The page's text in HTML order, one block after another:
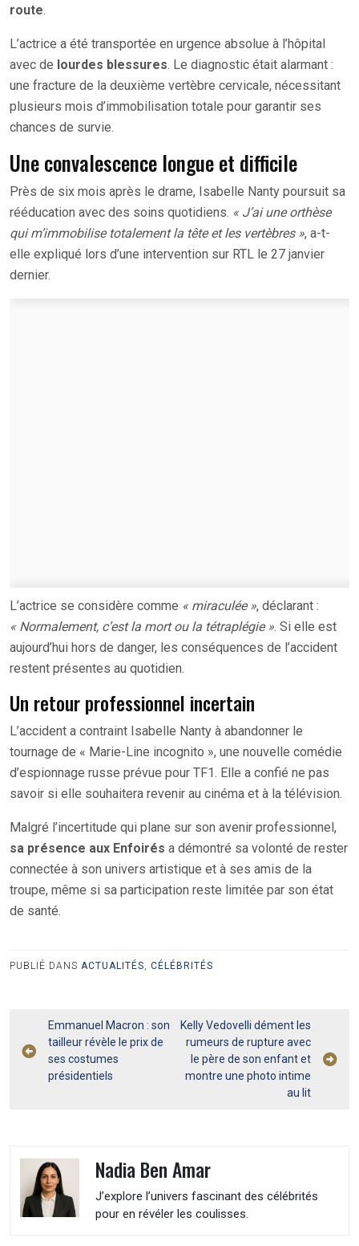
route.
L’actrice a été transportée en urgence absolue à l’hôpital
avec de lourdes blessures. Le diagnostic était alarmant :
une fracture de la deuxième vertèbre cervicale, nécessitant
plusieurs mois d’immobilisation totale pour garantir ses
chances de survie.
Une convalescence longue et difficile
Près de six mois après le drame, Isabelle Nanty poursuit sa
rééducation avec des soins quotidiens. « J’ai une orthèse
qui m’immobilise totalement la tête et les vertèbres », a-t-
elle expliqué lors d’une intervention sur RTL le 27 janvier
dernier.
L’actrice se considère comme « miraculée », déclarant :
« Normalement, c’est la mort ou la tétraplégie ». Si elle est
aujourd’hui hors de danger, les conséquences de l’accident
restent présentes au quotidien.
Un retour professionnel incertain
L’accident a contraint Isabelle Nanty à abandonner le
tournage de « Marie-Line incognito », une nouvelle comédie
d’espionnage russe prévue pour TF1. Elle a confié ne pas
savoir si elle souhaitera revenir au cinéma et à la télévision.
Malgré l’incertitude qui plane sur son avenir professionnel,
sa présence aux Enfoirés a démontré sa volonté de rester
connectée à son univers artistique et à ses amis de la
troupe, même si sa participation reste limitée par son état
de santé.
PUBLIÉ DANS ACTUALITÉS CÉLÉBRITÉS
Navigation
de
l’article
Emmanuel Macron : son
tailleur révèle le prix de
ses costumes
présidentiels
Kelly Vedovelli dément les
rumeurs de rupture avec
le père de son enfant et
montre une photo intime
au lit
Nadia Ben Amar
J’explore l’univers fascinant des célébrités
pour en révéler les coulisses.